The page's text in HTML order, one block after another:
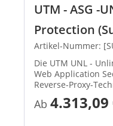
UTM - ASG -
Protection
Artikel-Nummer:
Die UTM UNL -
Web Application
Reverse-Proxy-
schützt sie damit
Datenverlusten. So
Anwendungen wie
Ab